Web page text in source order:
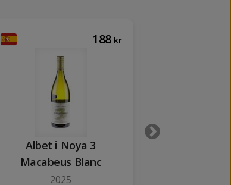
188 kr
Albet i Noya 3
Macabeus Blanc
2025